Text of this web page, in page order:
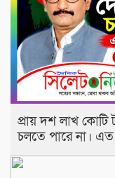
প্রায় দশ লাখ
চলতে পারে না।